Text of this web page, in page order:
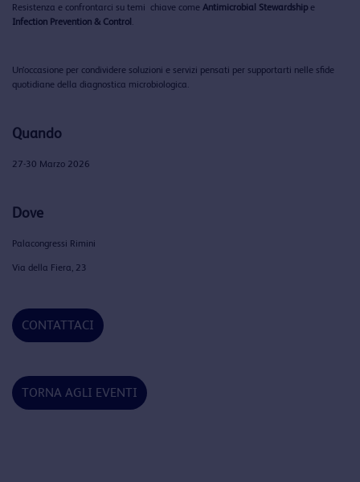
Resistenza e confrontarci su temi chiave come Antimicrobial Stewardship e
Infection Prevention & Control.
Un’occasione per condividere soluzioni e servizi pensati per supportarti nelle sfide
quotidiane della diagnostica microbiologica.
Quando
27-30 Marzo 2026
Dove
Palacongressi Rimini
Via della Fiera, 23
CONTATTACI
TORNA AGLI EVENTI